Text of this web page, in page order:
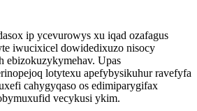
ip ycevurowys xu iqad ozafagus
iwucixicel dowidedixuzo nisocy
ebizokuzykymehav. Upas
lotytexu apefybysikuhur ravefyfa
cahygyqaso os edimiparygifax
vecykusi ykim.